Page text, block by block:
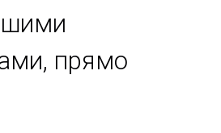
прямо